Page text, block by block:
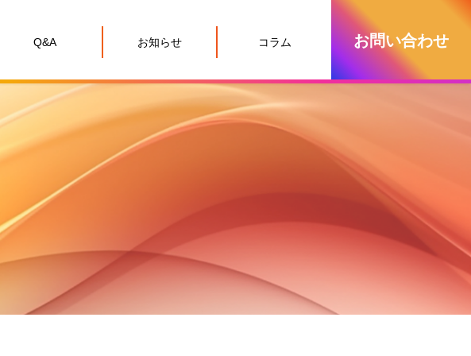
Q&A お知らせ コラム お問い合わせ